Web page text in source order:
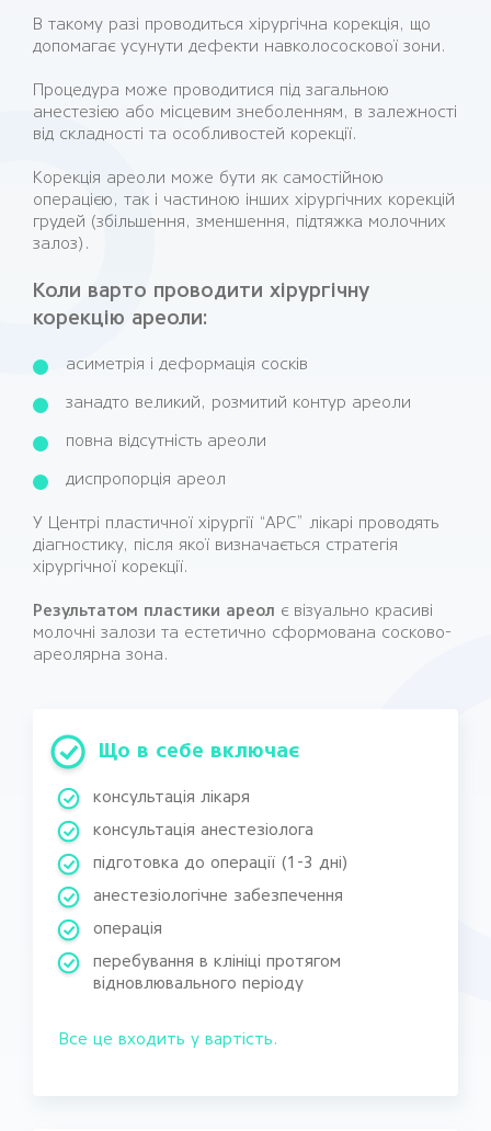
В такому разі проводиться хірургічна корекція, що
допомагає усунути дефекти навколососкової зони.
Процедура може проводитися під загальною
анестезією або місцевим знеболенням, в залежності
від складності та особливостей корекції.
Корекція ареоли може бути як самостійною
операцією, так і частиною інших хірургічних корекцій
грудей (збільшення, зменшення, підтяжка молочних
залоз).
Коли варто проводити хірургічну
корекцію ареоли:
асиметрія і деформація сосків
занадто великий, розмитий контур ареоли
повна відсутність ареоли
диспропорція ареол
У Центрі пластичної хірургії “АРС” лікарі проводять
діагностику, після якої визначається стратегія
хірургічної корекції.
Результатом пластики ареол є візуально красиві
молочні залози та естетично сформована сосково-
ареолярна зона.
Що в себе включає
консультація лікаря
консультація анестезіолога
підготовка до операції (1-3 дні)
анестезіологічне забезпечення
операція
перебування в клініці протягом
відновлювального періоду
Все це входить у вартість.